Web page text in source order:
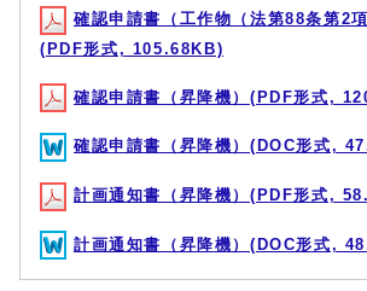
確認申請書（工作物（法第88条第2
(PDF形式, 105.68KB)
確認申請書（昇降機）(PDF形式,
確認申請書（昇降機）(DOC形式,
計画通知書（昇降機）(PDF形式,
計画通知書（昇降機）(DOC形式,